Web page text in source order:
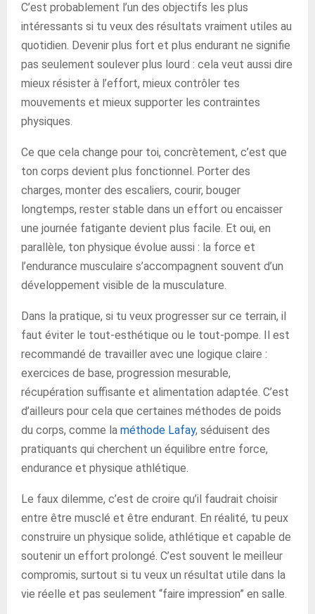
C’est probablement l’un des objectifs les plus
intéressants si tu veux des résultats vraiment utiles au
quotidien. Devenir plus fort et plus endurant ne signifie
pas seulement soulever plus lourd : cela veut aussi dire
mieux résister à l’effort, mieux contrôler tes
mouvements et mieux supporter les contraintes
physiques.
Ce que cela change pour toi, concrètement, c’est que
ton corps devient plus fonctionnel. Porter des
charges, monter des escaliers, courir, bouger
longtemps, rester stable dans un effort ou encaisser
une journée fatigante devient plus facile. Et oui, en
parallèle, ton physique évolue aussi : la force et
l’endurance musculaire s’accompagnent souvent d’un
développement visible de la musculature.
Dans la pratique, si tu veux progresser sur ce terrain, il
faut éviter le tout-esthétique ou le tout-pompe. Il est
recommandé de travailler avec une logique claire :
exercices de base, progression mesurable,
récupération suffisante et alimentation adaptée. C’est
d’ailleurs pour cela que certaines méthodes de poids
du corps, comme la méthode Lafay, séduisent des
pratiquants qui cherchent un équilibre entre force,
endurance et physique athlétique.
Le faux dilemme, c’est de croire qu’il faudrait choisir
entre être musclé et être endurant. En réalité, tu peux
construire un physique solide, athlétique et capable de
soutenir un effort prolongé. C’est souvent le meilleur
compromis, surtout si tu veux un résultat utile dans la
vie réelle et pas seulement “faire impression” en salle.